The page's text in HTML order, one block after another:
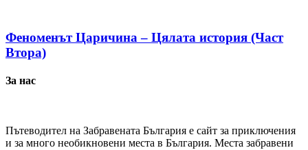
Феноменът Царичина – Цялата история (Част
Втора)
За нас
Пътеводител на Забравената България е сайт за приключения
и за много необикновени места в България. Места забравени